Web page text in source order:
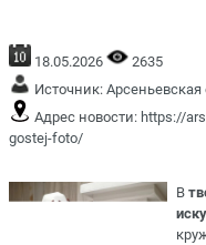
18.05.2026
2635
Источник: Арсеньевская
Адрес новости: https://
gostej-foto/
В